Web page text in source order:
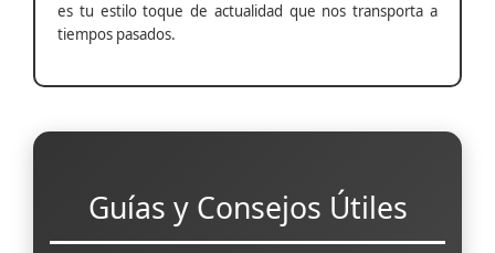
es tu estilo toque de actualidad que nos transporta a
tiempos pasados.
Guías y Consejos Útiles